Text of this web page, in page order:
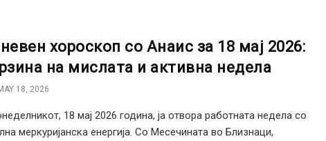
хороскоп со Анаис за 18 мај 2026:
на мислата и активна недела
18, 2026
18 мај 2026 година, ја отвора работната недела со
меркуријанска енергија. Со Месечината во Близнаци,